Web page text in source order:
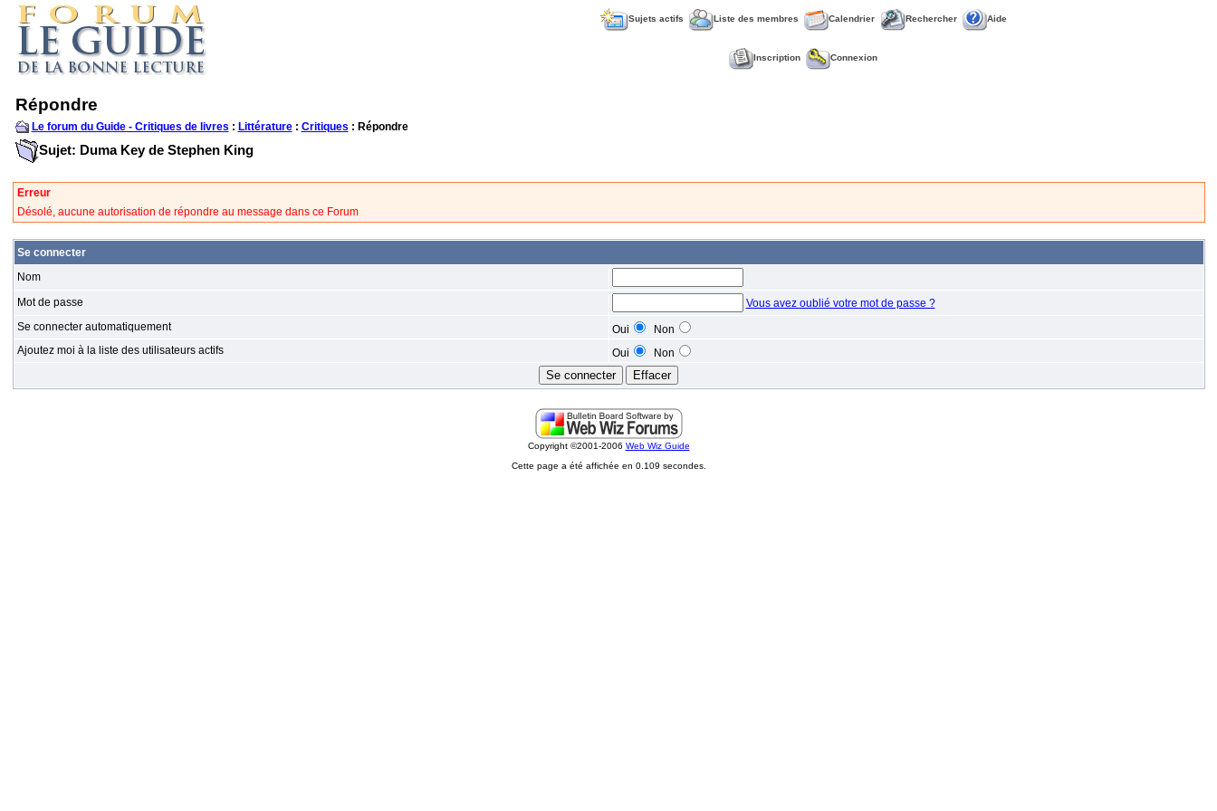
Sujets actifs Liste des membres Calendrier Rechercher Aide
Inscription Connexion
Répondre
Le forum du Guide - Critiques de livres : Littérature: Critiques : Répondre
Sujet: Duma Key de Stephen King
Erreur
Désolé, aucune autorisation de répondre au message dans ce Forum
Se connecter
Nom
Mot de passe
Vous avez oublié votre mot de passe ?
Se connecter automatiquement
Oui
Non
Ajoutez moi à la liste des utilisateurs actifs
Oui Non
Copyright ©2001-2006 Web Wiz Guide
Cette page a été affichée en 0.109 secondes.